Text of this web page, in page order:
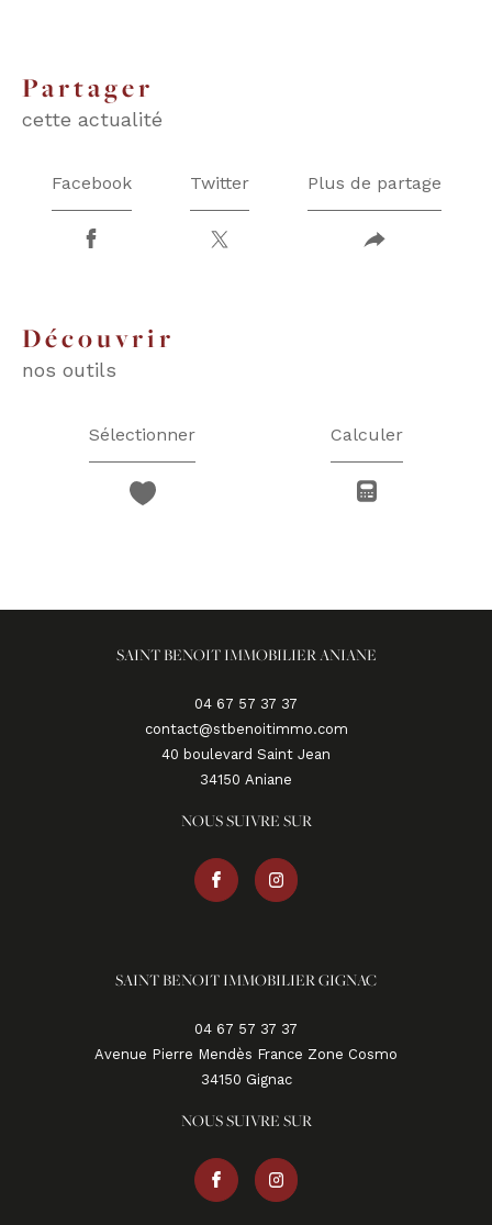
partager
cette actualité
Facebook Twitter Plus de partage
découvrir
nos outils
Sélectionner Calculer
SAINT BENOIT IMMOBILIER ANIANE
04 67 57 37 37
contact@stbenoitimmo.com
40 boulevard Saint Jean
34150
aniane
NOUS SUIVRE SUR
SAINT BENOIT IMMOBILIER GIGNAC
04 67 57 37 37
Avenue Pierre Mendès France Zone Cosmo
34150
gignac
NOUS SUIVRE SUR